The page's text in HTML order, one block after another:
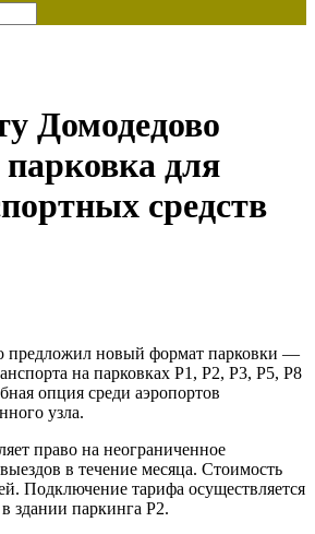
Домодедово
для
средств
предложил новый формат парковки —
на парковках Р1, Р2, Р3, Р5, Р8
опция среди аэропортов
узла.
право на неограниченное
в течение месяца. Стоимость
Подключение тарифа осуществляется
здании паркинга Р2.